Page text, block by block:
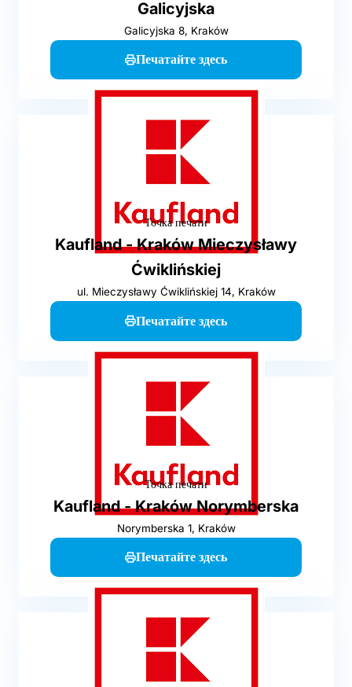
Galicyjska
Galicyjska 8, Kraków
Печатайте здесь
Точка печати
Kaufland - Kraków Mieczysławy
Ćwiklińskiej
ul. Mieczysławy Ćwiklińskiej 14, Kraków
Печатайте здесь
Точка печати
Kaufland - Kraków Norymberska
Norymberska 1, Kraków
Печатайте здесь